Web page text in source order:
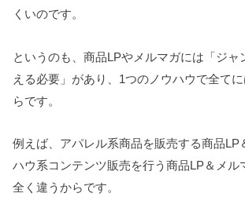
くいのです。
というのも、商品LPやメルマガには「ジャ
える必要」があり、1つのノウハウで全て
らです。
例えば、アパレル系商品を販売する商品LP
ハウ系コンテンツ販売を行う商品LP＆メル
全く違うからです。